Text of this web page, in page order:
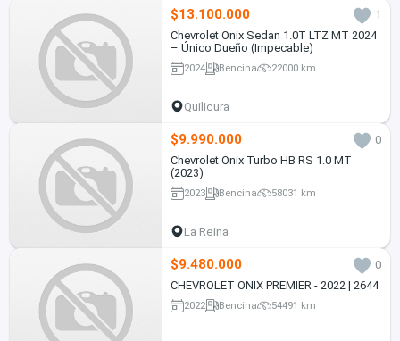
$13.100.000
1
Chevrolet Onix Sedan 1.0T LTZ MT 2024
– Único Dueño (Impecable)
2024 Bencina 22000 km
Quilicura
$9.990.000
0
Chevrolet Onix Turbo HB RS 1.0 MT
(2023)
2023 Bencina 58031 km
La Reina
$9.480.000
0
CHEVROLET ONIX PREMIER - 2022 | 2644
2022 Bencina 54491 km